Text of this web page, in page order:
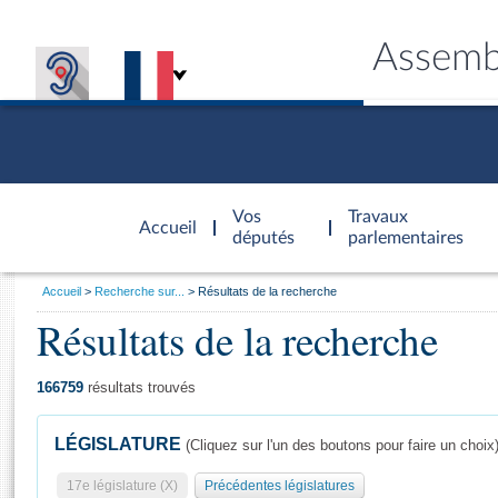
Accueil
d'accueil
Vos
députés
Travaux
parlementaires
Général
Vous
Accueil Recherche sur... Résultats de la recherche
Résultats de la recherche
166759 résultats trouvés
LÉGISLATURE (Cliquez sur l'un des boutons pour faire un choix)
17e législature (X) Précédentes législatures